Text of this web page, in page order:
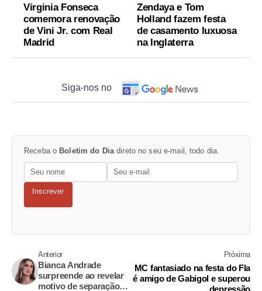
Virginia Fonseca
comemora renovação
de Vini Jr. com Real
Madrid
Zendaya e Tom
Holland fazem festa
de casamento luxuosa
na Inglaterra
Siga-nos no
Receba o Boletim do Diadireto no seu e-mail, todo dia.
Inscrever
Anterior
Bianca Andrade
surpreende ao revelar
motivo de separação
Próxima
MC fantasiado na festa do Fla
é amigo de Gabigol e superou
depressão